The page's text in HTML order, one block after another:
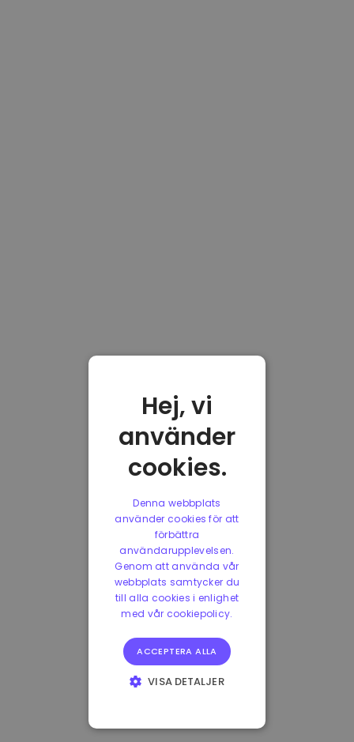
Hej, vi
använder
cookies.
Denna webbplats
använder cookies för att
förbättra
användarupplevelsen.
Genom att använda vår
webbplats samtycker du
till alla cookies i enlighet
med vår cookiepolicy.
ACCEPTERA ALLA
VISA DETALJER